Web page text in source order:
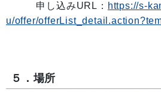
申し込みURL： https://s-
u/offer/
５．場所